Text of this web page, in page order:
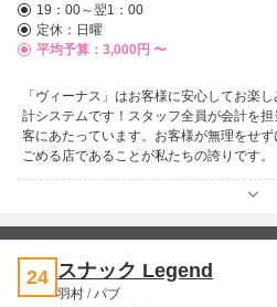
19：00～翌1：00
定休：日曜
平均予算：3,000円 〜
「ヴィーナス」はお客様に安心してお楽
計システムです！スタッフ全員が会計を
客にあたっています。お客様が無理をせ
ごめる店であることが私たちの誇りです。 「ヴィーナス」のスタッフは、
です。もちろん静かに飲みたいお客様も
ったと思えるお店！いつでも笑顔であなた
24 スナック Legend
羽村 / パブ